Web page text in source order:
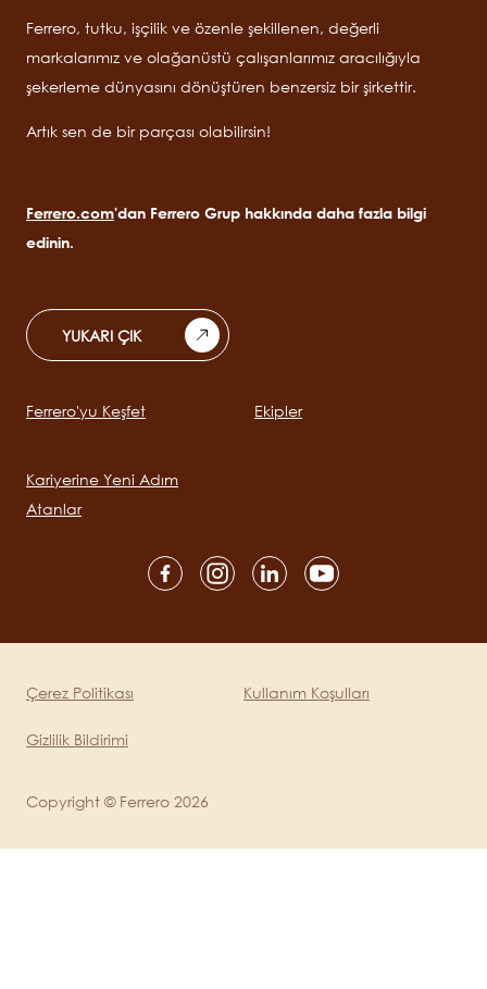
Ferrero, tutku, işçilik ve özenle şekillenen, değerli
markalarımız ve olağanüstü çalışanlarımız aracılığıyla
şekerleme dünyasını dönüştüren benzersiz bir şirkettir.
Artık sen de bir parçası olabilirsin!
Ferrero.com'dan Ferrero Grup hakkında daha fazla bilgi
edinin.
YUKARI ÇIK
Main
Ferrero'yu Keşfet Ekipler
Kariyerine Yeni Adım
Atanlar
mobile
Legal
Çerez Politikası
Gizlilik Bildirimi
Kullanım Koşulları
Copyright © Ferrero 2026